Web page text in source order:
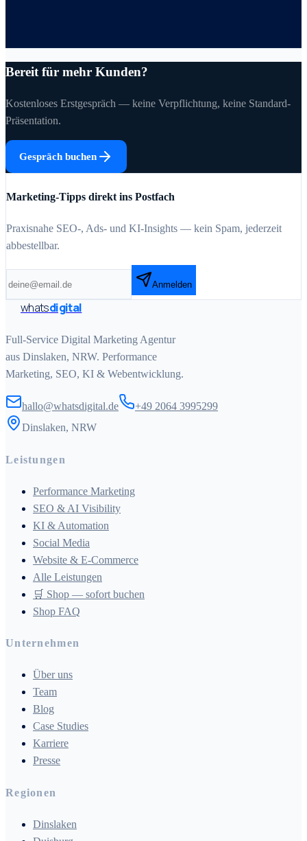
Bereit für mehr Kunden?
Kostenloses Erstgespräch — keine Verpflichtung, keine Standard-
Präsentation.
Gespräch buchen
Marketing-Tipps direkt ins Postfach
Praxisnahe SEO-, Ads- und KI-Insights — kein Spam, jederzeit
abbestellbar.
Anmelden
whatsdigital
Full-Service Digital Marketing Agentur
aus Dinslaken, NRW. Performance
Marketing, SEO, KI & Webentwicklung.
hallo@whatsdigital.de
+49 2064 3995299
Dinslaken, NRW
Leistungen
Performance Marketing
SEO & AI Visibility
KI & Automation
Social Media
Website & E-Commerce
Alle Leistungen
🛒 Shop — sofort buchen
Shop FAQ
Unternehmen
Über uns
Team
Blog
Case Studies
Karriere
Presse
Regionen
Dinslaken